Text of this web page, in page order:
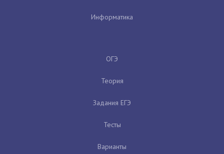
Информатика
ОГЭ
Теория
Задания ЕГЭ
Тесты
Варианты